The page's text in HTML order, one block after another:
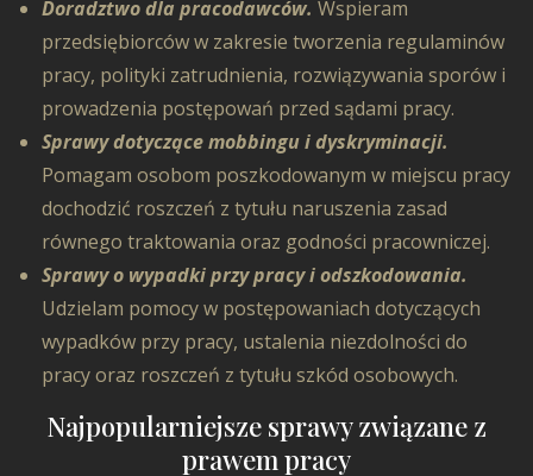
Doradztwo dla pracodawców. Wspieram
przedsiębiorców w zakresie tworzenia regulaminów
pracy, polityki zatrudnienia, rozwiązywania sporów i
prowadzenia postępowań przed sądami pracy.
Sprawy dotyczące mobbingu i dyskryminacji.
Pomagam osobom poszkodowanym w miejscu pracy
dochodzić roszczeń z tytułu naruszenia zasad
równego traktowania oraz godności pracowniczej.
Sprawy o wypadki przy pracy i odszkodowania.
Udzielam pomocy w postępowaniach dotyczących
wypadków przy pracy, ustalenia niezdolności do
pracy oraz roszczeń z tytułu szkód osobowych.
Najpopularniejsze sprawy związane z
prawem pracy